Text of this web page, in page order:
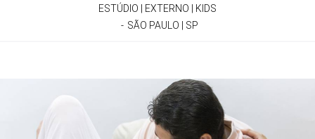
ESTÚDIO | EXTERNO | KIDS
SÃO PAULO | SP